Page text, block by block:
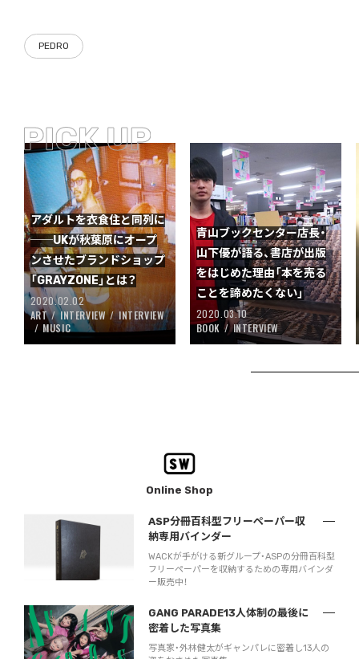
PEDRO
アダルトを衣食住と同列に
──UKが秋葉原にオープ
ンさせたブランドショップ
「GRAYZONE」とは？
2020.02.02
ART
INTERVIEW
INTERVIEW
MUSIC
青山ブックセンター店長・
山下優が語る、書店が出版
をはじめた理由「本を売る
ことを諦めたくない」
2020.03.10
BOOK
INTERVIEW
Online Shop
ASP分冊百科型フリーペーパー収
納専用バインダー
WACKが手がける新グループ・ASPの分冊百科型
フリーペーパーを収納するための専用バインダ
ー販売中！
GANG PARADE13人体制の最後に
密着した写真集
写真家・外林健太がギャンパレに密着し13人の